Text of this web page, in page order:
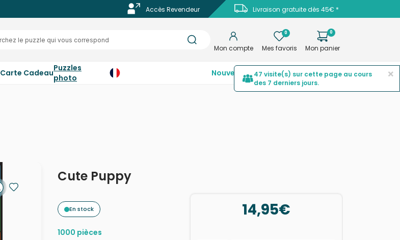
Livraison gratuite dès 45€ *
Accès Revendeur
Mon compte
0
Mes favoris
0
Mon panier
Carte CadeauPuzzles
photo
NouveautésTop ventesPromotions
Cute Puppy
En stock
1000 pièces
14,95€
×
47 visite(s) sur cette page au cours
des 7 derniers jours.